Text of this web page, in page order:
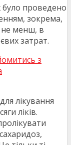
проведено
зокрема,
не менш, в
затрат.
з
лікування
ліків.